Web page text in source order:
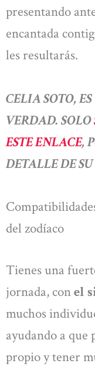
presentando
encantada
les resultarás.
CELIA SOTO,
VERDAD. SOLO
ESTE ENLACE,
DETALLE DE
del zodíaco
Tienes una
jornada, conel
muchos
ayudando a
propio y tener